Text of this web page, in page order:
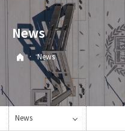
News
· News
News